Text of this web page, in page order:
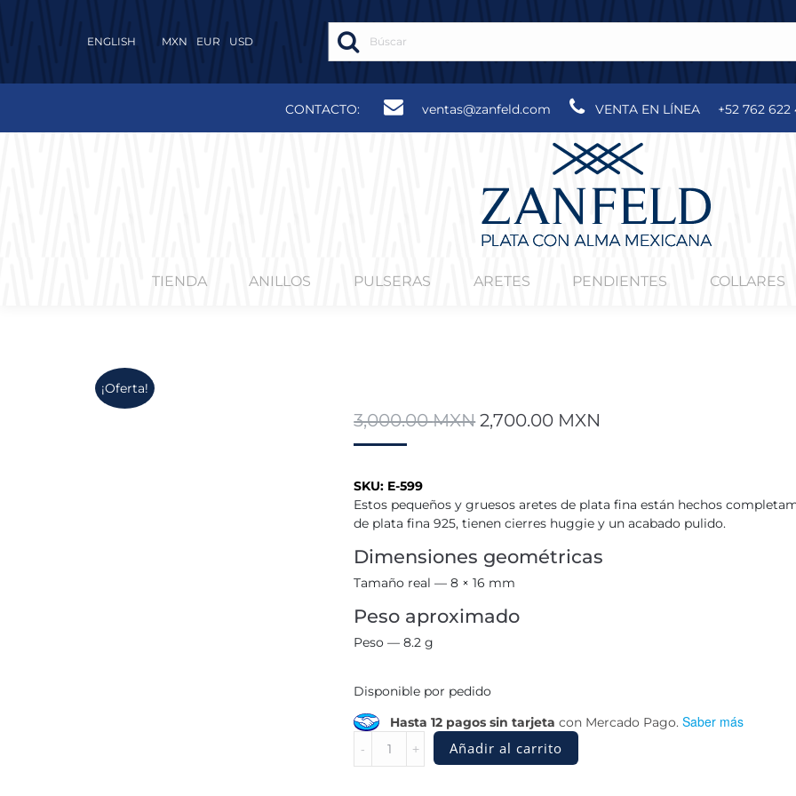
ENGLISH MXN EUR USD
CONTACTO: ventas@zanfeld.com VENTA EN LÍNEA +52 762 622
TIENDA ANILLOS PULSERAS ARETES PENDIENTES COLLARES
¡Oferta!
3,000.00MXNEl
3,000.00 MXN.
2,700.00 MXN
es:
2,700.00 MXN.
SKU: E-599
Estos pequeños y gruesos aretes de plata fina están hechos
de plata fina 925, tienen cierres huggie y un acabado pulido.
Dimensiones geométricas
Tamaño real — 8 × 16 mm
Peso aproximado
Peso — 8.2 g
Disponible por pedido
Hasta 12 pagos sin tarjeta con Mercado Pago. Saber más
Añadir al carrito